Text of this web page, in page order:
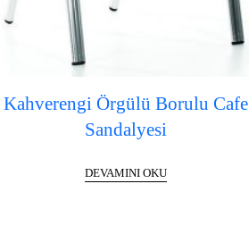
Kahverengi Örgülü Borulu Cafe
Sandalyesi
DEVAMINI OKU